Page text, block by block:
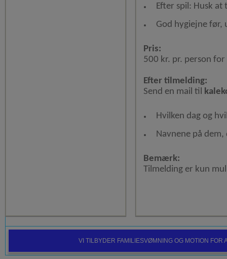
Efter spil: Husk
God hygiejne før,
Pris:
500 kr. pr. person
Efter tilmelding:
Send en mail til
Hvilken dag og
Navnene på
Bemærk:
Tilmelding er kun
VI TILBYDER FAMILIESVØMNING OG MOTION